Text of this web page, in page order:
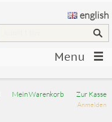
english
Menu
Mein Warenkorb Zur Kasse
Anmelden